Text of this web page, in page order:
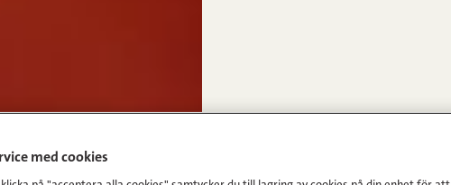
med cookies